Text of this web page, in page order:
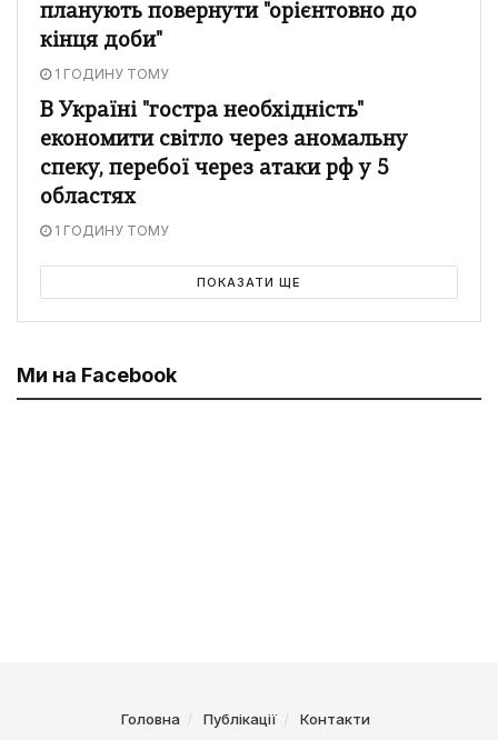
планують повернути "орієнтовно до
кінця доби"
1 ГОДИНУ ТОМУ
В Україні "гостра необхідність"
економити світло через аномальну
спеку, перебої через атаки рф у 5
областях
1 ГОДИНУ ТОМУ
ПОКАЗАТИ ЩЕ
Ми на Facebook
Головна Публікації Контакти